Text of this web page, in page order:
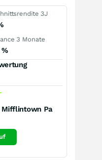
3J
3 Monate
%
Mifflintown Pa